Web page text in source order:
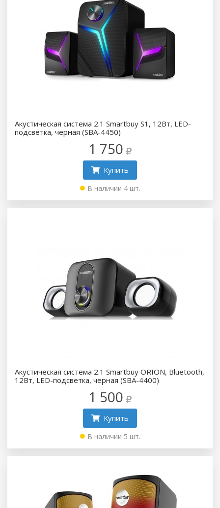
Акустическая система 2.1 Smartbuy S1, 12Вт, LED-
подсветка, черная (SBA-4450)
1 750
Купить
В наличии 4 шт.
Акустическая система 2.1 Smartbuy ORION, Bluetooth,
12Вт, LED-подсветка, черная (SBA-4400)
1 500
Купить
В наличии 5 шт.